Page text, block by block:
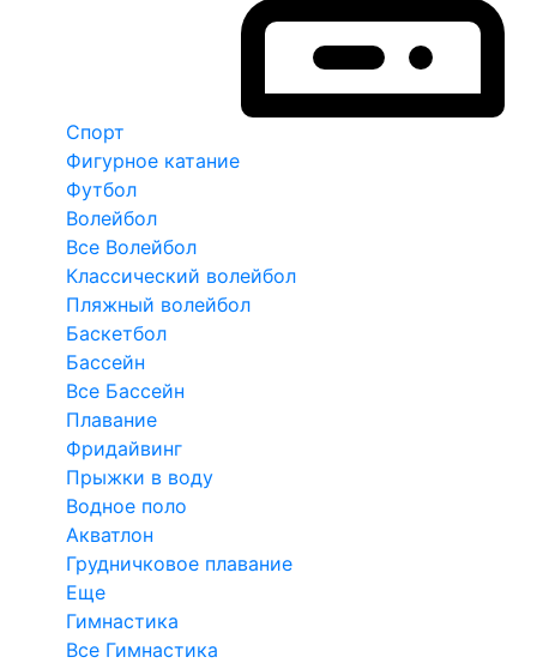
Спорт
Фигурное катание
Футбол
Волейбол
Все Волейбол
Классический волейбол
Пляжный волейбол
Баскетбол
Бассейн
Все Бассейн
Плавание
Фридайвинг
Прыжки в воду
Водное поло
Акватлон
Грудничковое плавание
Еще
Гимнастика
Все Гимнастика